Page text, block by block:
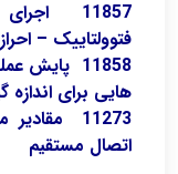
11857
فتوولتاییک –
11858
هایی برای
11273
اتصال مستقیم